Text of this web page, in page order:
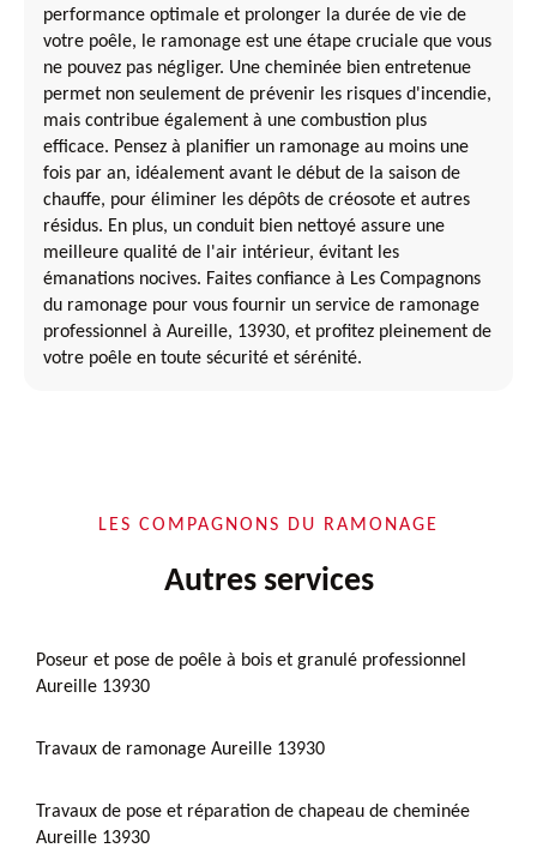
performance optimale et prolonger la durée de vie de
votre poêle, le ramonage est une étape cruciale que vous
ne pouvez pas négliger. Une cheminée bien entretenue
permet non seulement de prévenir les risques d'incendie,
mais contribue également à une combustion plus
efficace. Pensez à planifier un ramonage au moins une
fois par an, idéalement avant le début de la saison de
chauffe, pour éliminer les dépôts de créosote et autres
résidus. En plus, un conduit bien nettoyé assure une
meilleure qualité de l'air intérieur, évitant les
émanations nocives. Faites confiance à Les Compagnons
du ramonage pour vous fournir un service de ramonage
professionnel à Aureille, 13930, et profitez pleinement de
votre poêle en toute sécurité et sérénité.
LES COMPAGNONS DU RAMONAGE
Autres services
Poseur et pose de poêle à bois et granulé professionnel
Aureille 13930
Travaux de ramonage Aureille 13930
Travaux de pose et réparation de chapeau de cheminée
Aureille 13930